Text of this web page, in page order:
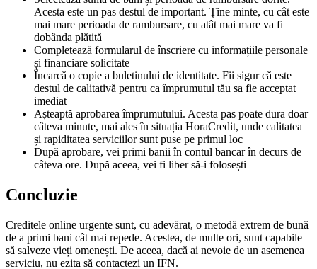
Acesta este un pas destul de important. Ține minte, cu cât este
mai mare perioada de rambursare, cu atât mai mare va fi
dobânda plătită
Completează formularul de înscriere cu informațiile personale
și financiare solicitate
Încarcă o copie a buletinului de identitate. Fii sigur că este
destul de calitativă pentru ca împrumutul tău sa fie acceptat
imediat
Așteaptă aprobarea împrumutului. Acesta pas poate dura doar
câteva minute, mai ales în situația HoraCredit, unde calitatea
și rapiditatea serviciilor sunt puse pe primul loc
După aprobare, vei primi banii în contul bancar în decurs de
câteva ore. După aceea, vei fi liber să-i folosești
Concluzie
Creditele online urgente sunt, cu adevărat, o metodă extrem de bună
de a primi bani cât mai repede. Acestea, de multe ori, sunt capabile
să salveze vieți omenești. De aceea, dacă ai nevoie de un asemenea
serviciu, nu ezita să contactezi un IFN.